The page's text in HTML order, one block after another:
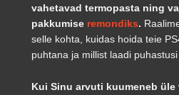
vahetavad termopasta ning
pakkumise remondiks.
selle kohta, kuidas hoida teie
puhtana ja millist laadi
Kui Sinu arvuti kuumeneb